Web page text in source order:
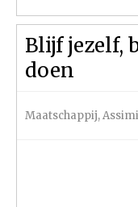
Blijf jezelf,
doen
Maatschappij,